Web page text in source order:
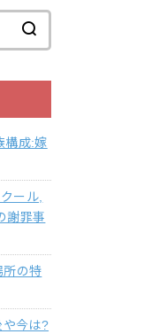
構成:嫁
ール,
謝罪事
所の特
や今は?